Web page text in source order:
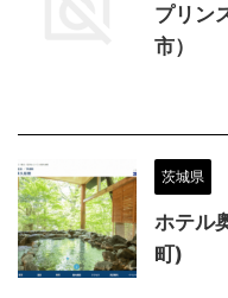
プリン
市）
茨城県
ホテル
町)